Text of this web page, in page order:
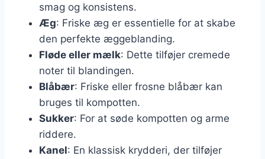
smag og konsistens.
Æg: Friske æg er essentielle for at skabe
den perfekte æggeblanding.
Fløde eller mælk: Dette tilføjer cremede
noter til blandingen.
Blåbær: Friske eller frosne blåbær kan
bruges til kompotten.
Sukker: For at søde kompotten og arme
riddere.
Kanel: En klassisk krydderi, der tilføjer